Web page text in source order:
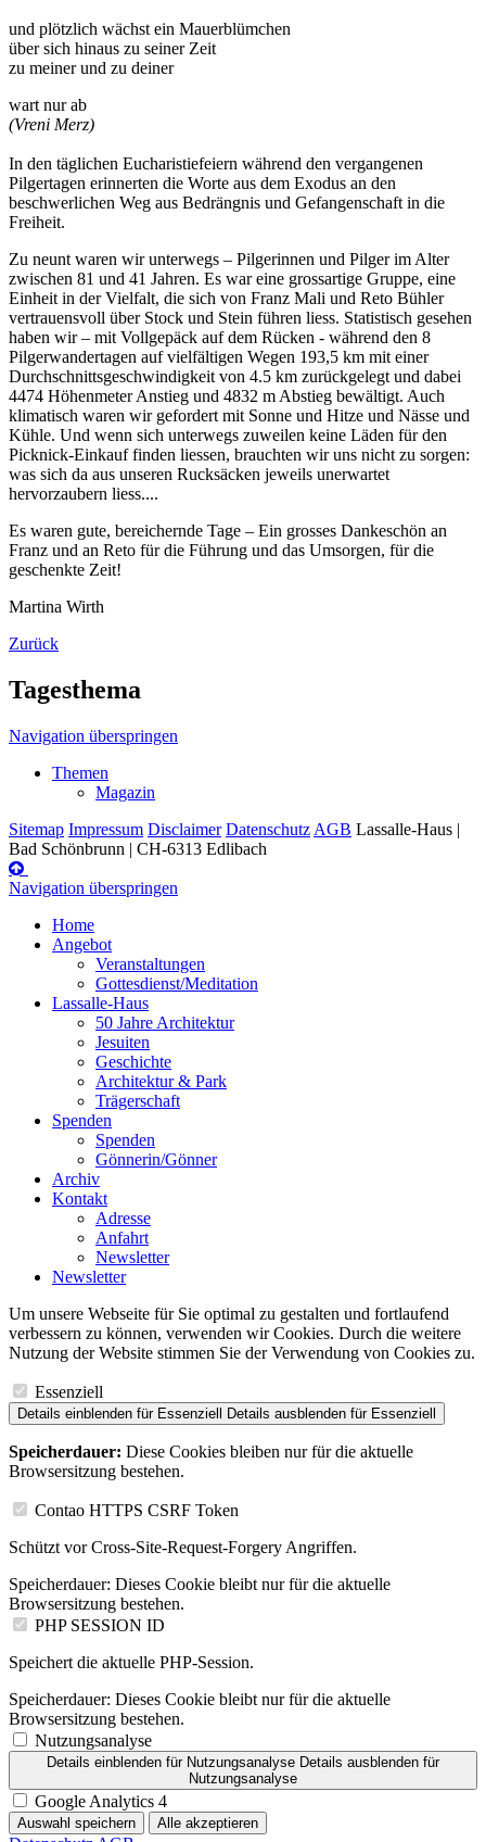
und plötzlich wächst ein Mauerblümchen
über sich hinaus zu seiner Zeit
zu meiner und zu deiner
wart nur ab
(Vreni Merz)
In den täglichen Eucharistiefeiern während den vergangenen
Pilgertagen erinnerten die Worte aus dem Exodus an den
beschwerlichen Weg aus Bedrängnis und Gefangenschaft in die
Freiheit.
Zu neunt waren wir unterwegs – Pilgerinnen und Pilger im Alter
zwischen 81 und 41 Jahren. Es war eine grossartige Gruppe, eine
Einheit in der Vielfalt, die sich von Franz Mali und Reto Bühler
vertrauensvoll über Stock und Stein führen liess. Statistisch gesehen
haben wir – mit Vollgepäck auf dem Rücken - während den 8
Pilgerwandertagen auf vielfältigen Wegen 193,5 km mit einer
Durchschnittsgeschwindigkeit von 4.5 km zurückgelegt und dabei
4474 Höhenmeter Anstieg und 4832 m Abstieg bewältigt. Auch
klimatisch waren wir gefordert mit Sonne und Hitze und Nässe und
Kühle. Und wenn sich unterwegs zuweilen keine Läden für den
Picknick-Einkauf finden liessen, brauchten wir uns nicht zu sorgen:
was sich da aus unseren Rucksäcken jeweils unerwartet
hervorzaubern liess....
Es waren gute, bereichernde Tage – Ein grosses Dankeschön an
Franz und an Reto für die Führung und das Umsorgen, für die
geschenkte Zeit!
Martina Wirth
Zurück
Tagesthema
Navigation überspringen
Themen
Magazin
Sitemap Impressum Disclaimer Datenschutz AGB Lassalle-Haus |
Bad Schönbrunn | CH-6313 Edlibach
Navigation überspringen
Home
Angebot
Veranstaltungen
Gottesdienst/Meditation
Lassalle-Haus
50 Jahre Architektur
Jesuiten
Geschichte
Architektur & Park
Trägerschaft
Spenden
Spenden
Gönnerin/Gönner
Archiv
Kontakt
Adresse
Anfahrt
Newsletter
Newsletter
Um unsere Webseite für Sie optimal zu gestalten und fortlaufend
verbessern zu können, verwenden wir Cookies. Durch die weitere
Nutzung der Website stimmen Sie der Verwendung von Cookies zu.
Essenziell
Details einblenden für Essenziell Details ausblenden für Essenziell
Speicherdauer: Diese Cookies bleiben nur für die aktuelle
Browsersitzung bestehen.
Contao HTTPS CSRF Token
Schützt vor Cross-Site-Request-Forgery Angriffen.
Speicherdauer: Dieses Cookie bleibt nur für die aktuelle
Browsersitzung bestehen.
PHP SESSION ID
Speichert die aktuelle PHP-Session.
Speicherdauer: Dieses Cookie bleibt nur für die aktuelle
Browsersitzung bestehen.
Nutzungsanalyse
Details einblenden für Nutzungsanalyse Details ausblenden für
Nutzungsanalyse
Google Analytics 4
Auswahl speichern Alle akzeptieren